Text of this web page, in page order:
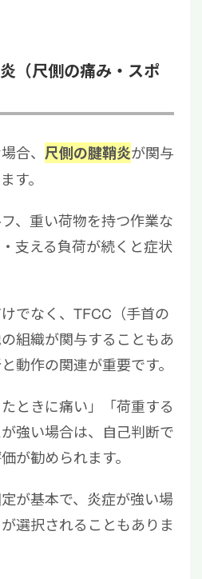
（尺側の痛み・スポ
合、 尺側の腱鞘炎が関与
す。
、重い荷物を持つ作業な
支える負荷が続くと症状
でなく、TFCC（手首の
組織が関与することもあ
動作の関連が重要です。
ときに痛い」「荷重する
強い場合は、自己判断で
が勧められます。
が基本で、炎症が強い場
選択されることもありま